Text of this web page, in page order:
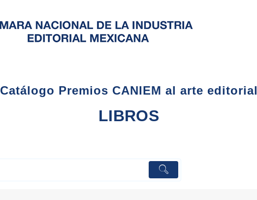
Catálogo Premios CANIEM al arte editorial
LIBROS